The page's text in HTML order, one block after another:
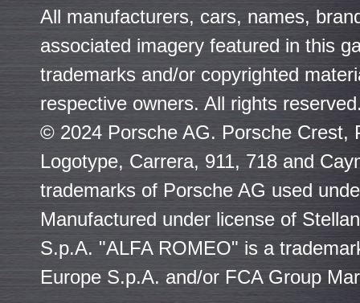
All manufacturers, cars, names,
associated imagery featured in this
trademarks and/or copyrighted
respective owners. All rights
© 2024 Porsche AG. Porsche Crest,
Logotype, Carrera, 911, 718 and
trademarks of Porsche AG used
Manufactured under license of
S.p.A. "ALFA ROMEO" is a
Europe S.p.A. and/or FCA Group